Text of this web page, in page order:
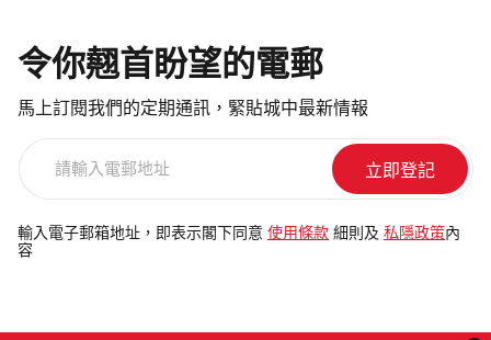
令你翹首盼望的電郵
馬上訂閱我們的定期通訊，緊貼城中最新情報
電
郵
輸入電子郵箱地址，即表示閣下同意 使用條款 細則及 私隱政策 內
容